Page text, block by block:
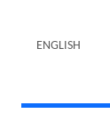
ENGLISH